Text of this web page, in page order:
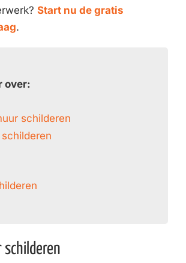
Start nu de gratis
.
over:
schilderen
schilderen